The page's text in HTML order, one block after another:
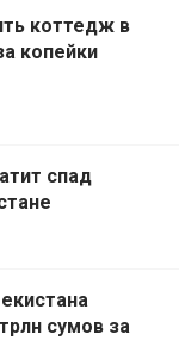
коттедж в
копейки
спад
сумов за